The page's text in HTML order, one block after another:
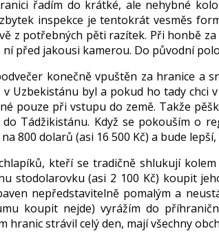
řadím do krátké, ale nehybné
inspekce je tentokrát vesměs
z potřebných pěti razítek. Při honbě
ní před jakousi kamerou. Do původní
konečně vpuštěn za hranice a
Uzbekistánu byl a pokud ho tady chci
pouze při vstupu do země. Takže
Tádžikistánu. Když se pokouším o
800 dolarů (asi 16 500 Kč) a bude
kteří se tradičně shlukují
stodolarovku (asi 2 100 Kč) koupit
nepředstavitelně pomalým a
koupit nejde) vyrážím do
hranic strávil celý den, mají všechny